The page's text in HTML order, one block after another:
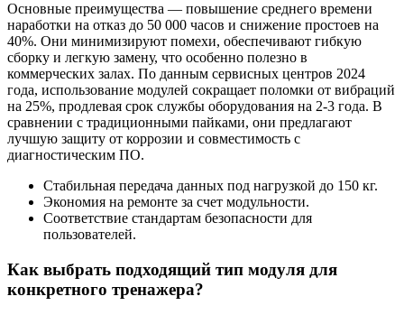
Основные преимущества — повышение среднего времени
наработки на отказ до 50 000 часов и снижение простоев на
40%. Они минимизируют помехи, обеспечивают гибкую
сборку и легкую замену, что особенно полезно в
коммерческих залах. По данным сервисных центров 2024
года, использование модулей сокращает поломки от вибраций
на 25%, продлевая срок службы оборудования на 2-3 года. В
сравнении с традиционными пайками, они предлагают
лучшую защиту от коррозии и совместимость с
диагностическим ПО.
Стабильная передача данных под нагрузкой до 150 кг.
Экономия на ремонте за счет модульности.
Соответствие стандартам безопасности для
пользователей.
Как выбрать подходящий тип модуля для
конкретного тренажера?